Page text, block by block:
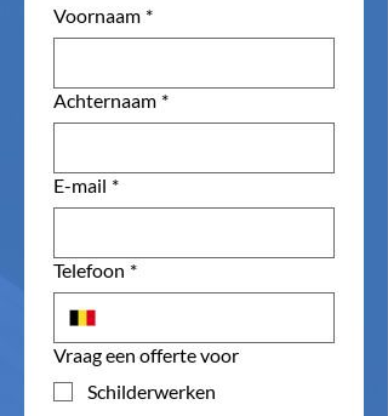
Voornaam *
Achternaam *
E-mail *
Telefoon *
Vraag een offerte voor
Schilderwerken